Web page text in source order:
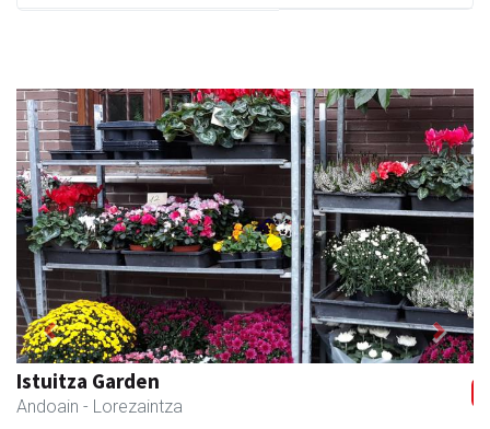
Belkoain fisioterapia zerbitzua
Andoain - Fisioterapia
Previous Next